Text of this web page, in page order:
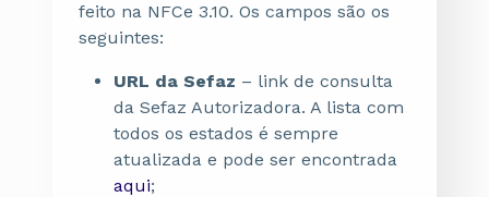
feito na NFCe 3.10. Os campos são os
seguintes:
URL da Sefaz – link de consulta
da Sefaz Autorizadora. A lista com
todos os estados é sempre
atualizada e pode ser encontrada
aqui;